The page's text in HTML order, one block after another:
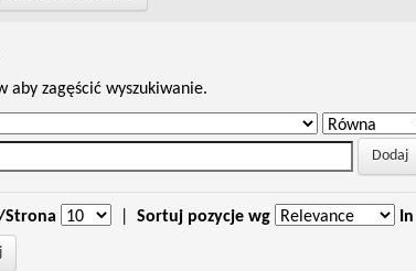
aby zagęścić wyszukiwanie.
Strona Sortuj pozycje wg